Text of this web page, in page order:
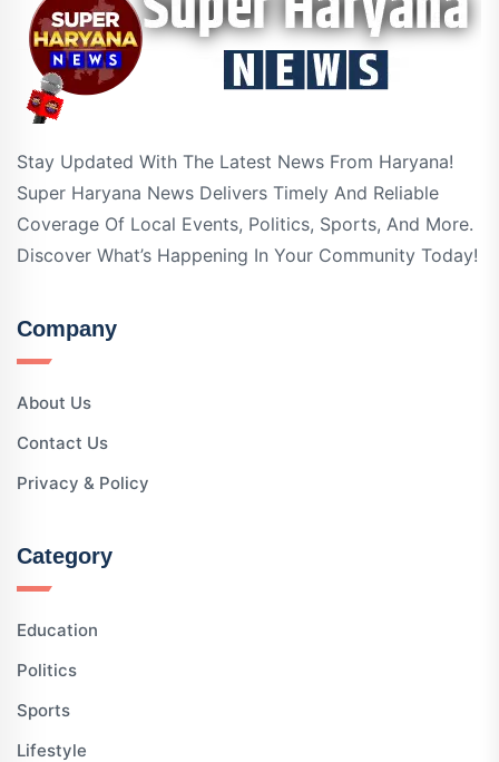
Stay Updated With The Latest News From Haryana!
Super Haryana News Delivers Timely And Reliable
Coverage Of Local Events, Politics, Sports, And More.
Discover What’s Happening In Your Community Today!
Company
About Us
Contact Us
Privacy & Policy
Category
Education
Politics
Sports
Lifestyle